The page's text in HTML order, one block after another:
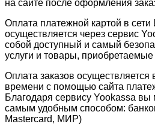
на сайте после оформления
Оплата платежной картой в сети
осуществляется через сервис
собой доступный и самый
услуги и товары, приобретаемые
Оплата заказов
времени с помощью сайта
Благодаря сервису Yookassa вы
самым удобным способом:
Mastercard, МИР)